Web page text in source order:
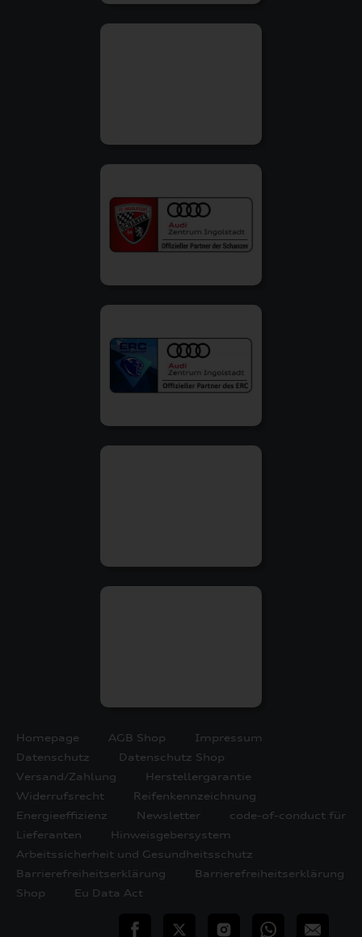
Homepage AGB Shop
Impressum
Datenschutz
Datenschutz Shop
Versand/Zahlung
Herstellergarantie
Widerrufsrecht
Reifenkennzeichnung
Energieeffizienz
Newsletter
code-of-conduct für
Lieferanten
Hinweisgebersystem
Arbeitssicherheit und Gesundheitsschutz
Barrierefreiheitserklärung
Barrierefreiheitserklärung
Shop
Eu Data Act
teilen Twitter InstagramWhatsApp
E-